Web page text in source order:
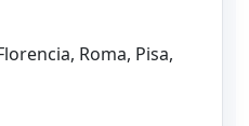
Roma, Pisa,